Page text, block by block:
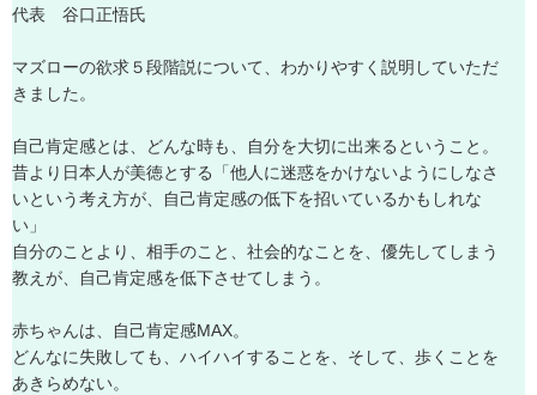
代表 谷口正悟氏
マズローの欲求５段階説について、 わかりやす く 説明 していただ
き ま した。
自己肯定感と は、 どんな時も、 自分を大切に出来る と いう こ と 。
昔よ り 日本人が美徳とする 「他人に迷惑をかけないよ う に しなさ
いと いう考え 方が、 自己肯定感の低下を招いているかも しれな
い 」
自分のこ と よ り 、 相手のこ と 、 社会的なこ と を、 優先して し ま う
教え が、 自己肯定感を低下させて し ま う 。
赤ちゃんは、 自己肯定感MAX。
どんなに失敗 しても、 ハイハイするこ と を、 そ して、 歩く こ と を
あき らめない。